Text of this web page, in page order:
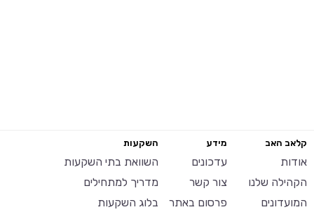
קלאב האב
אודות
הקהילה שלנו
המועדונים
מידע
עדכונים
צור קשר
פרסום באתר
השקעות
השוואת בתי השקעות
מדריך למתחילים
בלוג השקעות